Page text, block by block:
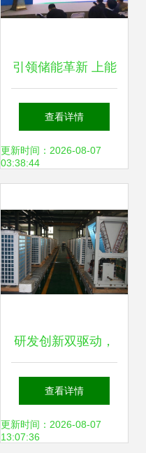
引领储能革新 上能
电气助力新兴能源
技术研发展启新篇
查看详情
更新时间：2026-08-07
03:38:44
研发创新双驱动，
磐能能源以新兴技
术引擎引领绿色发
查看详情
更新时间：2026-08-07
13:07:36